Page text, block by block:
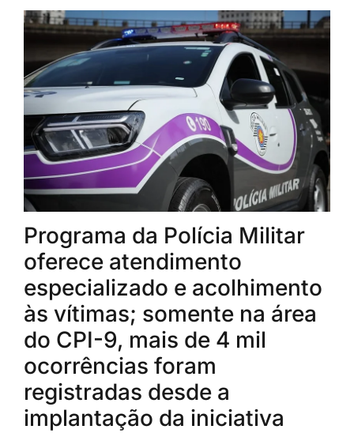
Programa da Polícia Militar
oferece atendimento
especializado e acolhimento
às vítimas; somente na área
do CPI-9, mais de 4 mil
ocorrências foram
registradas desde a
implantação da iniciativa